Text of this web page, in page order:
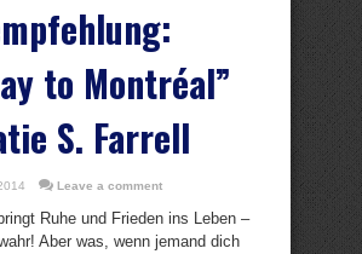
to Montréal”
S. Farrell
Leave a comment
Ruhe und Frieden ins Leben –
Aber was, wenn jemand dich